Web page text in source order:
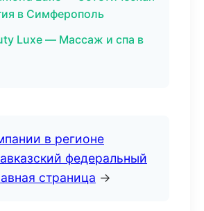
в Симферополь
Luxe — Массаж и спа в
в регионе
федеральный
страница →